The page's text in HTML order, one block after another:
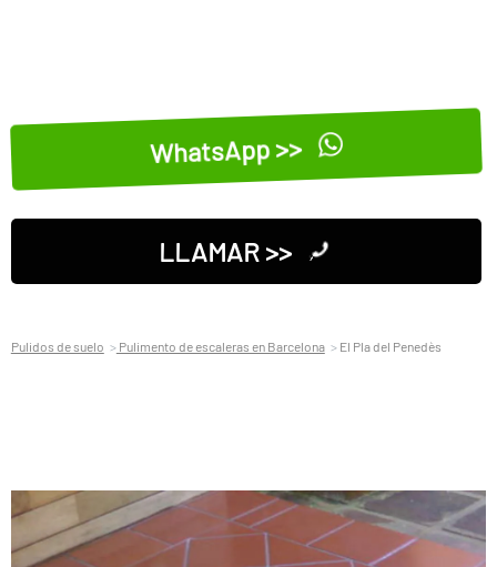
WhatsApp >>
LLAMAR >>
Pulidos de suelo Pulimento de escaleras en Barcelona El Pla del Penedès